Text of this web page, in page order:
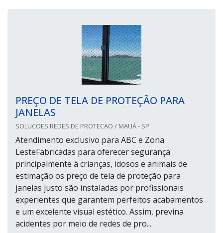
PREÇO DE TELA DE PROTEÇÃO PARA
JANELAS
SOLUCOES REDES DE PROTECAO / MAUÁ - SP
Atendimento exclusivo para ABC e Zona
LesteFabricadas para oferecer segurança
principalmente à crianças, idosos e animais de
estimação os preço de tela de proteção para
janelas justo são instaladas por profissionais
experientes que garantem perfeitos acabamentos
e um excelente visual estético. Assim, previna
acidentes por meio de redes de pro...